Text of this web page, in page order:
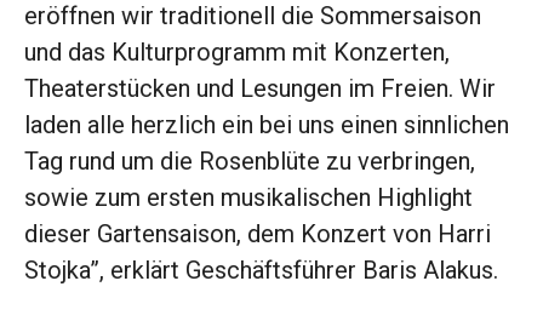
eröffnen wir traditionell die Sommersaison
und das Kulturprogramm mit Konzerten,
Theaterstücken und Lesungen im Freien. Wir
laden alle herzlich ein bei uns einen sinnlichen
Tag rund um die Rosenblüte zu verbringen,
sowie zum ersten musikalischen Highlight
dieser Gartensaison, dem Konzert von Harri
Stojka”, erklärt Geschäftsführer Baris Alakus.